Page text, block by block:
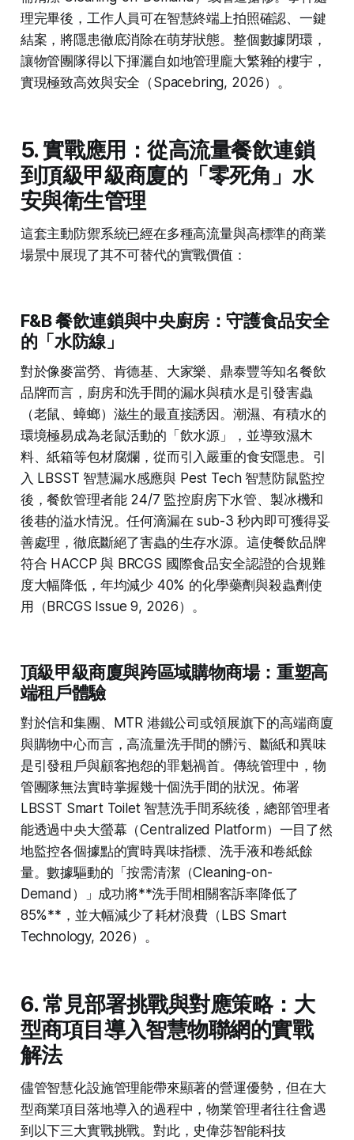
理完畢後，工作人員可在智慧終端上拍照確認、一鍵
結案，將隱患徹底消除在萌芽狀態。整個數據閉環，
讓物管團隊得以下揮灑自如地管理龐大繁雜的樓宇，
實現極致高效與安全（Spacebring, 2026）。
5. 實戰應用：從高流量餐飲連鎖
到頂級甲級商廈的「零死角」水
安與衛生管理
這套主動防禦系統已經在多種高流量與高標準的商業
場景中展現了其不可替代的實戰價值：
F&B 餐飲連鎖與中央廚房：守護食品安全
的「水防線」
對於像麥當勞、肯德基、大家樂、鼎泰豐等知名餐飲
品牌而言，廚房和洗手間的漏水與積水是引發害蟲
（老鼠、蟑螂）滋生的最直接誘因。潮濕、有積水的
環境極易成為老鼠活動的「飲水源」，並導致濕木
料、紙箱等包材腐爛，從而引入嚴重的食安隱患。引
入 LBSST 智慧漏水感應與 Pest Tech 智慧防鼠監控
後，餐飲管理者能 24/7 監控廚房下水管、製冰機和
後巷的溢水情況。任何滴漏在 sub-3 秒內即可獲得妥
善處理，徹底斷絕了害蟲的生存水源。這使餐飲品牌
符合 HACCP 與 BRCGS 國際食品安全認證的合規難
度大幅降低，年均減少 40% 的化學藥劑與殺蟲劑使
用（BRCGS Issue 9, 2026）。
頂級甲級商廈與跨區域購物商場：重塑高
端租戶體驗
對於信和集團、MTR 港鐵公司或領展旗下的高端商廈
與購物中心而言，高流量洗手間的髒污、斷紙和異味
是引發租戶與顧客抱怨的罪魁禍首。傳統管理中，物
管團隊無法實時掌握幾十個洗手間的狀況。佈署
LBSST Smart Toilet 智慧洗手間系統後，總部管理者
能透過中央大螢幕（Centralized Platform）一目了然
地監控各個據點的實時異味指標、洗手液和卷紙餘
量。數據驅動的「按需清潔（Cleaning-on-
Demand）」成功將**洗手間相關客訴率降低了
85%**，並大幅減少了耗材浪費（LBS Smart
Technology, 2026）。
6. 常見部署挑戰與對應策略：大
型商項目導入智慧物聯網的實戰
解法
儘管智慧化設施管理能帶來顯著的營運優勢，但在大
型商業項目落地導入的過程中，物業管理者往往會遇
到以下三大實戰挑戰。對此，史偉莎智能科技